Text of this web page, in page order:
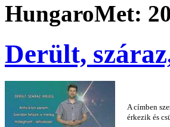
HungaroMet:
Derült,
A címben
érkezik és